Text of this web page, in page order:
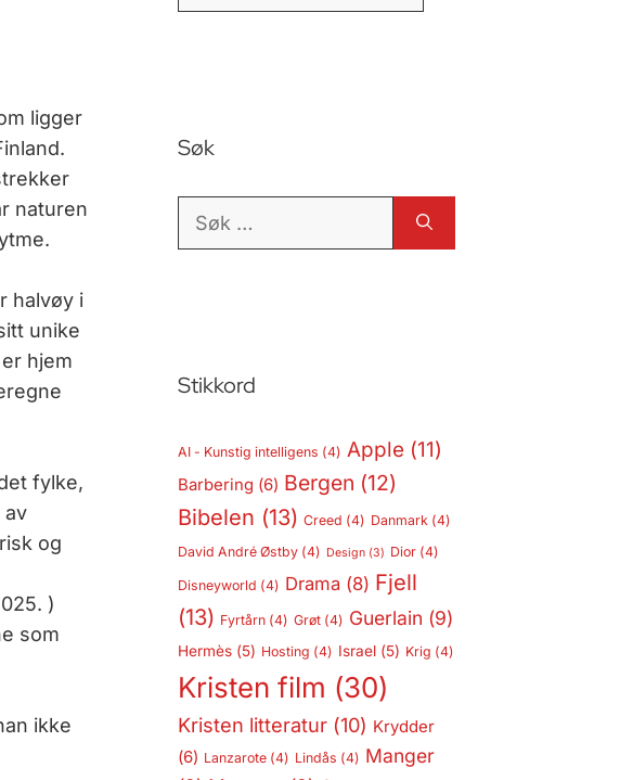
ligger
naturen
halvøy i
unike
hjem
fylke,
av
og
)
som
ikke
Søk
Søk
Stikkord
AI - Kunstig intelligens (4) Apple (11)
Barbering (6) Bergen (12)
Bibelen (13) Creed (4) Danmark (4)
David André Østby(4) Design(3) Dior(4)
Disneyworld (4) Drama (8) Fjell
(13) Fyrtårn(4) Grøt(4) Guerlain (9)
Hermès(5) Hosting (4) Israel(5) Krig (4)
Kristen film (30)
Kristen litteratur(10) Krydder
(6) Lanzarote(4) Lindås (4) Manger